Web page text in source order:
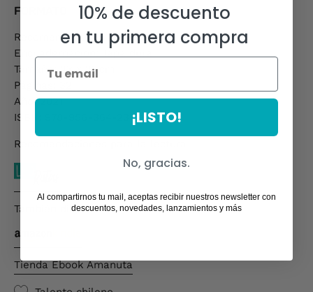
FORMATO
Recomendado para 4 a 8 años
Encuadernación: Tapa dura
Tamaño: 23 x 21 cm
Páginas: 32
Año: 2021
ISBN: 978-956-364-239-1
Recomendaciones para la lectura
También disponible en ebook
Tienda Ebook Amanuta
10% de descuento
en tu primera compra
¡LISTO!
No, gracias.
Al compartirnos tu mail, aceptas recibir nuestros newsletter con
descuentos, novedades, lanzamientos y más